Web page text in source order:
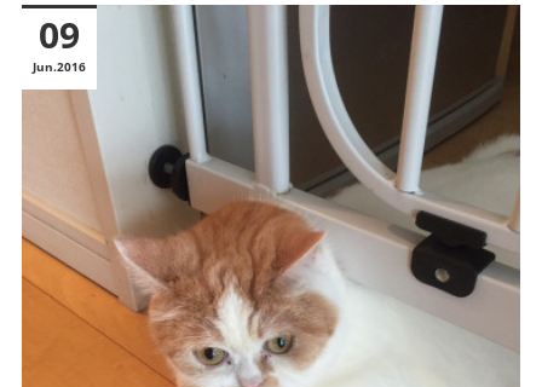
09
Jun 2016